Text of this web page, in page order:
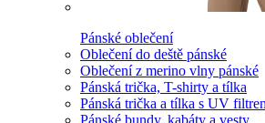
Pánské oblečení
Oblečení do deště pánské
Oblečení z merino vlny pánské
Pánská trička, T-shirty a tílka
Pánská trička a tílka s UV
Pánské bundy, kabáty a vesty